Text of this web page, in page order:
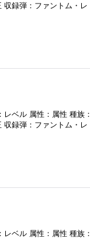
収録弾：ファントム・レ
ベル 属性：属性 種族：
収録弾：ファントム・レ
ベル 属性：属性 種族：